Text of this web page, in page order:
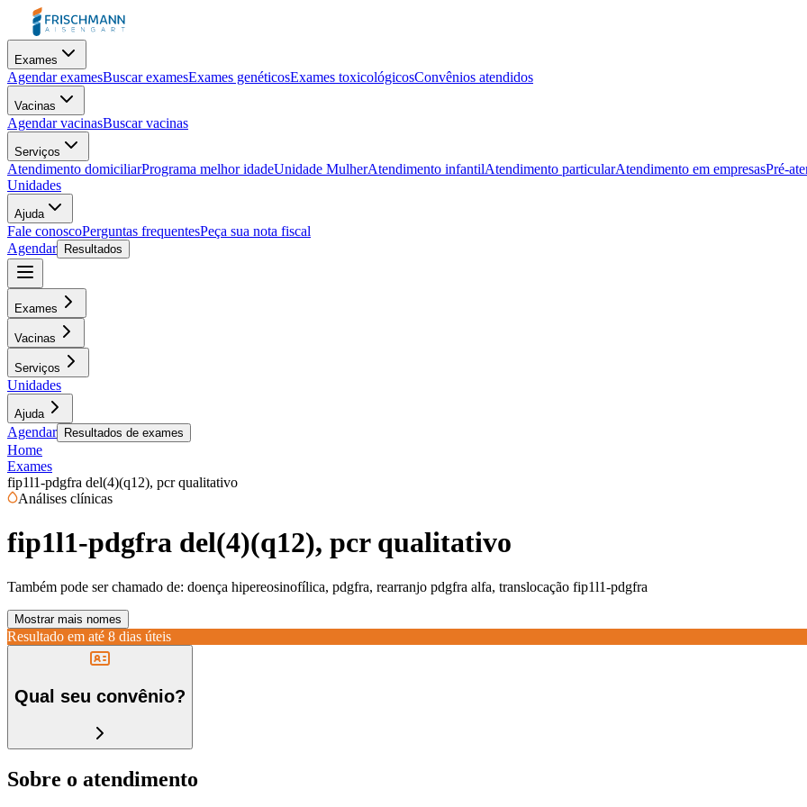
Exames
Agendar examesBuscar examesExames genéticosExames toxicológicosConvênios atendidos
Vacinas
Agendar vacinasBuscar vacinas
Serviços
Atendimento domiciliarPrograma melhor idadeUnidade MulherAtendimento infantilAtendimento particularAtendimento em empresasPré-
Unidades
Ajuda
Fale conoscoPerguntas frequentesPeça sua nota fiscal
Agendar
Resultados
Exames
Vacinas
Serviços
Unidades
Ajuda
Agendar Resultados de exames
Home
Exames
fip1l1-pdgfra del(4)(q12), pcr qualitativo
Análises clínicas
fip1l1-pdgfra del(4)(q12), pcr qualitativo
Também pode ser chamado de: doença hipereosinofílica, pdgfra, rearranjo pdgfra alfa, translocação fip1l1-pdgfra
Mostrar mais nomes
Resultado em até 8 dias úteis
Qual seu convênio?
Sobre o atendimento